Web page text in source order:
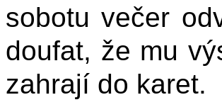
sobotu večer
doufat, že mu
zahrají do karet.